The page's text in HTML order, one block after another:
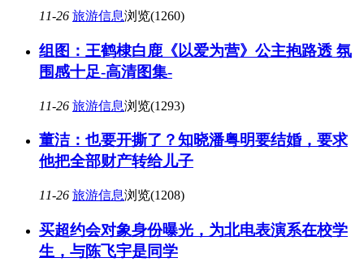
11-26 旅游信息浏览(1260)
组图：王鹤棣白鹿《以爱为营》公主抱路透 氛
围感十足-高清图集-
11-26 旅游信息浏览(1293)
董洁：也要开撕了？知晓潘粤明要结婚，要求
他把全部财产转给儿子
11-26 旅游信息浏览(1208)
买超约会对象身份曝光，为北电表演系在校学
生，与陈飞宇是同学